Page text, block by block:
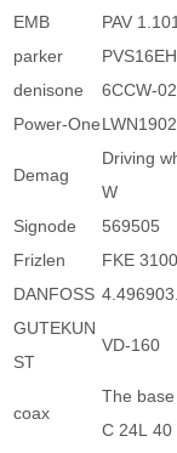
EMB
PAV
parker
denisone
6CCW-
Power-One
Demag
Driving
W
Signode
569505
Frizlen
FKE
DANFOSS
GUTEKUN
ST
VD-160
coax
The
C 24L 40